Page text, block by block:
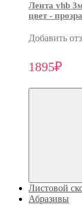
Лента vhb
цвет -
Добавить
1895₽
Листовой
Абразивы